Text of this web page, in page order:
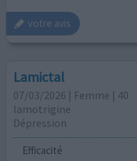
votre avis
Lamictal
07/03/2026 | Femme | 40
lamotrigine
Dépression
Efficacité